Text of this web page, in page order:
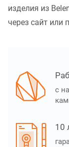
изделия из
через сайт или
с
10